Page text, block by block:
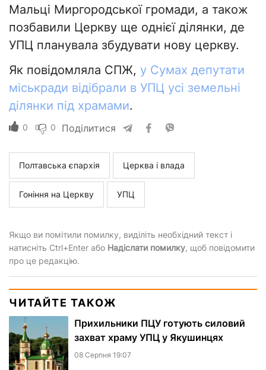
Мальці Миргородської громади, а також
позбавили Церкву ще однієї ділянки, де
УПЦ планувала збудувати нову церкву.
Як повідомляла СПЖ, у Сумах депутати
міськради відібрали в УПЦ усі земельні
ділянки під храмами.
0 0 Поділитися
Полтавська єпархія Церква і влада
Гоніння на Церкву УПЦ
Якщо ви помітили помилку, виділіть необхідний текст і
натисніть Ctrl+Enter або Надіслати помилку, щоб повідомити
про це редакцію.
ЧИТАЙТЕ ТАКОЖ
Прихильники ПЦУ готують силовий
захват храму УПЦ у Якушинцях
08 Серпня 19:07